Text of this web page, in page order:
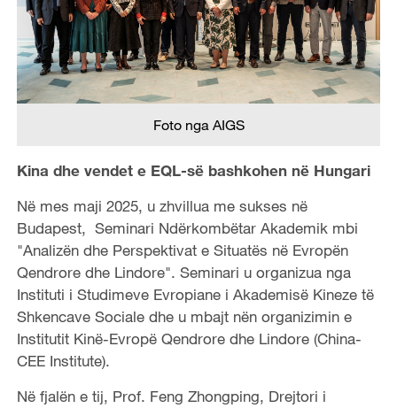
Foto nga AIGS
Kina dhe vendet e EQL-së bashkohen në Hungari
Në mes maji 2025, u zhvillua me sukses në
Budapest, Seminari Ndërkombëtar Akademik mbi
"Analizën dhe Perspektivat e Situatës në Evropën
Qendrore dhe Lindore". Seminari u organizua nga
Instituti i Studimeve Evropiane i Akademisë Kineze të
Shkencave Sociale dhe u mbajt nën organizimin e
Institutit Kinë-Evropë Qendrore dhe Lindore (China-
CEE Institute).
Në fjalën e tij, Prof. Feng Zhongping, Drejtori i